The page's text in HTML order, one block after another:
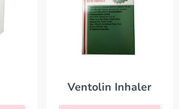
Ventolin Inhaler